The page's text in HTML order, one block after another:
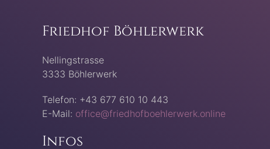
Friedhof Böhlerwerk
Nellingstrasse
3333 Böhlerwerk
Telefon: +43 677 610 10 443
E-Mail: office@friedhofboehlerwerk.online
Infos